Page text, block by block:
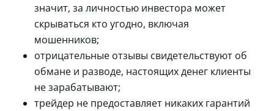
значит, за личностью инвестора может
скрываться кто угодно, включая
мошенников;
отрицательные отзывы свидетельствуют об
обмане и разводе, настоящих денег клиенты
не зарабатывают;
трейдер не предоставляет никаких гарантий